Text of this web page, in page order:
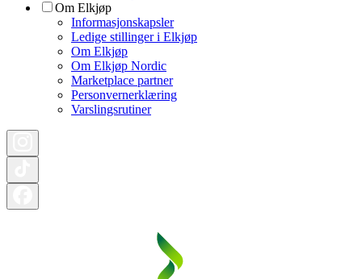
Om Elkjøp
Informasjonskapsler
Ledige stillinger i Elkjøp
Om Elkjøp
Om Elkjøp Nordic
Marketplace partner
Personvernerklæring
Varslingsrutiner